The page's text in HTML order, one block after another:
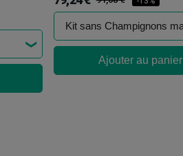
Ajouter au panier